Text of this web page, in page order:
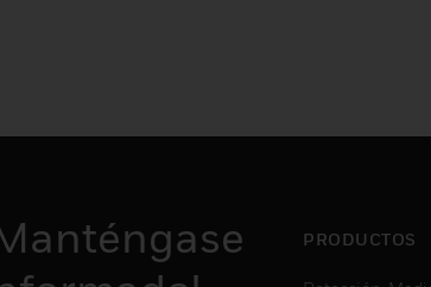
PRODUCTOS